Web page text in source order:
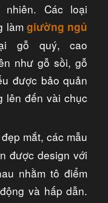
Các loại
làmgiường ngủ
gỗ quý, cao
như gỗ sồi, gỗ
được bảo quản
lên đến vài chục
mắt, các mẫu
được design với
nhằm tô điểm
và hấp dẫn.